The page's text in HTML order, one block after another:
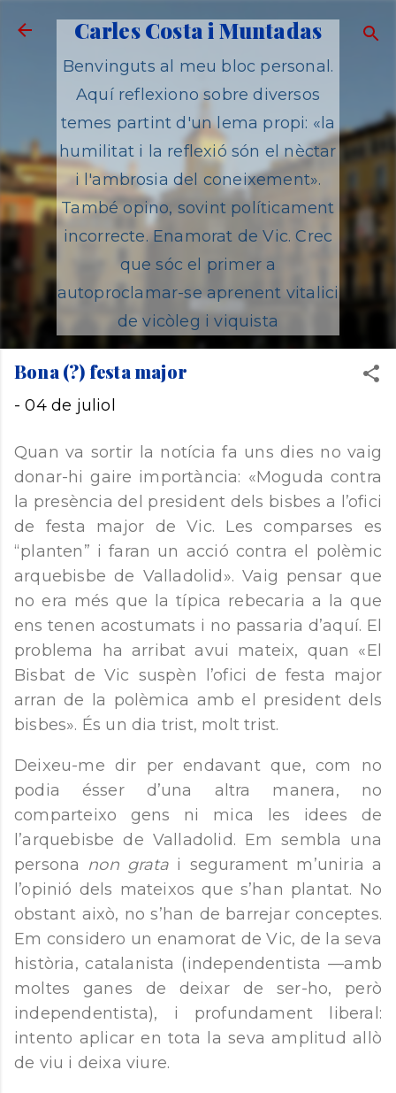
Salta al contingut principal
Carles Costa i Muntadas
Benvinguts al meu bloc personal.
Aquí reflexiono sobre diversos
temes partint d'un lema propi: «la
humilitat i la reflexió són el nèctar
i l'ambrosia del coneixement».
També opino, sovint políticament
incorrecte. Enamorat de Vic. Crec
que sóc el primer a
autoproclamar-se aprenent vitalici
de vicòleg i viquista
Bona (?) festa major
-04 de juliol
Quan va sortir la notícia fa uns dies no vaig
donar-hi gaire importància: «Moguda contra
la presència del president dels bisbes a l’ofici
de festa major de Vic. Les comparses es
“planten” i faran un acció contra el polèmic
arquebisbe de Valladolid». Vaig pensar que
no era més que la típica rebecaria a la que
ens tenen acostumats i no passaria d’aquí. El
problema ha arribat avui mateix, quan «El
Bisbat de Vic suspèn l’ofici de festa major
arran de la polèmica amb el president dels
bisbes». És un dia trist, molt trist.
Deixeu-me dir per endavant que, com no
podia ésser d’una altra manera, no
comparteixo gens ni mica les idees de
l’arquebisbe de Valladolid. Em sembla una
persona non grata i segurament m’uniria a
l’opinió dels mateixos que s’han plantat. No
obstant això, no s’han de barrejar conceptes.
Em considero un enamorat de Vic, de la seva
història, catalanista (independentista —amb
moltes ganes de deixar de ser-ho, però
independentista), i profundament liberal:
intento aplicar en tota la seva amplitud allò
de viu i deixa viure.